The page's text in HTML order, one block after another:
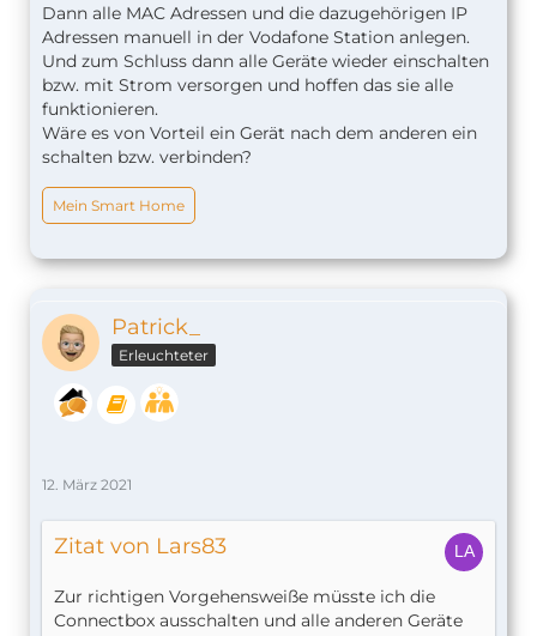
Dann alle MAC Adressen und die dazugehörigen IP
Adressen manuell in der Vodafone Station anlegen.
Und zum Schluss dann alle Geräte wieder einschalten
bzw. mit Strom versorgen und hoffen das sie alle
funktionieren.
Wäre es von Vorteil ein Gerät nach dem anderen ein
schalten bzw. verbinden?
Mein Smart Home
Patrick_
Erleuchteter
12. März 2021
Zitat von Lars83
Zur richtigen Vorgehensweiße müsste ich die
Connectbox ausschalten und alle anderen Geräte